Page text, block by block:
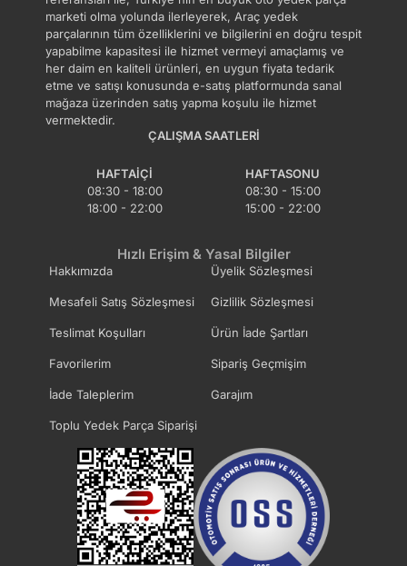
marketi olma yolunda ilerleyerek, Araç yedek
parçalarının tüm özelliklerini ve bilgilerini en doğru tespit
yapabilme kapasitesi ile hizmet vermeyi amaçlamış ve
her daim en kaliteli ürünleri, en uygun fiyata tedarik
etme ve satışı konusunda e-satış platformunda sanal
mağaza üzerinden satış yapma koşulu ile hizmet
vermektedir.
ÇALIŞMA SAATLERI
HAFTAIÇI
08:30 - 18:00
18:00 - 22:00
HAFTASONU
08:30 - 15:00
15:00 - 22:00
Hızlı Erişim & Yasal Bilgiler
Hakkımızda Üyelik Sözleşmesi
Mesafeli Satış Sözleşmesi Gizlilik Sözleşmesi
Teslimat Koşulları Ürün İade Şartları
Favorilerim Sipariş Geçmişim
İade Taleplerim Garajım
Toplu Yedek Parça Siparişi